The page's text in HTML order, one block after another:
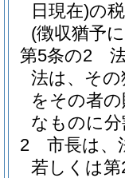
日現在)の
(徴収猶予
第5条の2
法は、そ
をその者
なものに
2
市長は、
若しくは